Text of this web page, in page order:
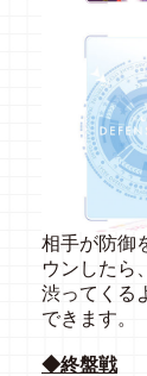
相手が防御
ウンしたら
渋ってくる
できます。
◆終盤戦